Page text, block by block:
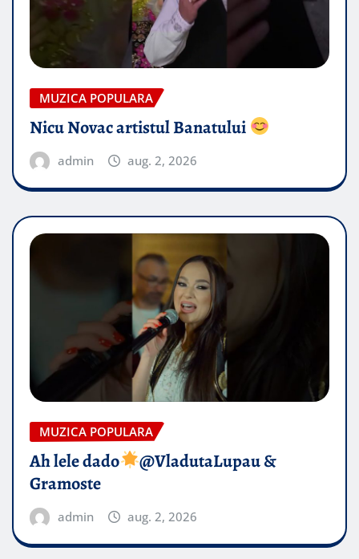
MUZICA POPULARA
Nicu Novac artistul Banatului
admin aug. 2, 2026
MUZICA POPULARA
Ah lele dado​
@VladutaLupau &
Gramoste
admin aug. 2, 2026